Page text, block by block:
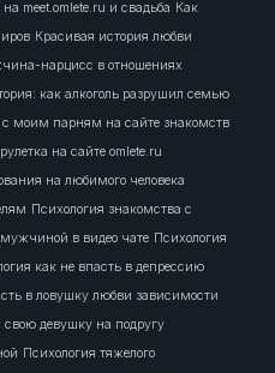
meet.omlete.ru и свадьба Как
Красивая история любви
нарцисс в отношениях
как алкоголь разрушил семью
моим парням на сайте знакомств
на сайте omlete.ru
на любимого человека
Психология знакомства с
в видео чате Психология
как не впасть в депрессию
в ловушку любви зависимости
свою девушку на подругу
Психология тяжелого